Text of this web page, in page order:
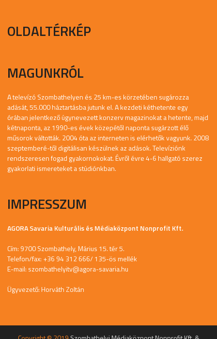
OLDALTÉRKÉP
MAGUNKRÓL
A televízó Szombathelyen és 25 km-es körzetében sugározza
adását, 55.000 háztartásba jutunk el. A kezdeti kéthetente egy
órában jelentkező úgynevezett konzerv magazinokat a hetente, majd
kétnaponta, az 1990-es évek közepétől naponta sugárzott élő
műsorok váltották. 2004 óta az interneten is elérhetők vagyunk. 2008
szeptemberé-től digitálisan készülnek az adások. Televíziónk
rendszeresen fogad gyakornokokat. Évről évre 4-6 hallgató szerez
gyakorlati ismereteket a stúdiónkban.
IMPRESSZUM
AGORA Savaria Kulturális és Médiaközpont Nonprofit Kft.
Cím: 9700 Szombathely, Márius 15. tér 5.
Telefon/fax: +36 94 312 666/ 135-ös mellék
E-mail: szombathelyitv@agora-savaria.hu
Ügyvezető: Horváth Zoltán